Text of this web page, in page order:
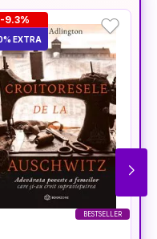
BESTSELLER
-9.3%
EXTRA